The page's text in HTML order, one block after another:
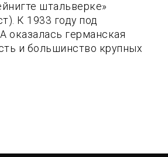
штальверке»
К 1933 году под
оказалась германская
и большинство крупных